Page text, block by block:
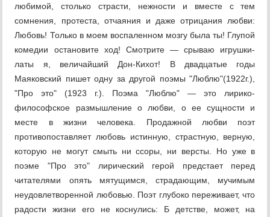
любимой, столько страсти, нежности и вместе с тем
сомнения, протеста, отчаяния и даже отрицания любви:
Любовь! Только в моем воспаленном мозгу была ты! Глупой
комедии остановите ход! Смотрите — срываю игрушки-
латы я, величайший Дон-Кихот! В двадцатые годы
Маяковский пишет одну за другой поэмы "Люблю"(1922г.),
"Про это" (1923 г.). Поэма "Люблю" — это лирико-
философское размышление о любви, о ее сущности и
месте в жизни человека. Продажной любви поэт
противопоставляет любовь истинную, страстную, верную,
которую не могут смыть ни ссоры, ни версты. Но уже в
поэме "Про это" лирический герой предстает перед
читателями опять мятущимся, страдающим, мучимым
неудовлетворенной любовью. Поэт глубоко переживает, что
радости жизни его не коснулись: Б детстве, может, на